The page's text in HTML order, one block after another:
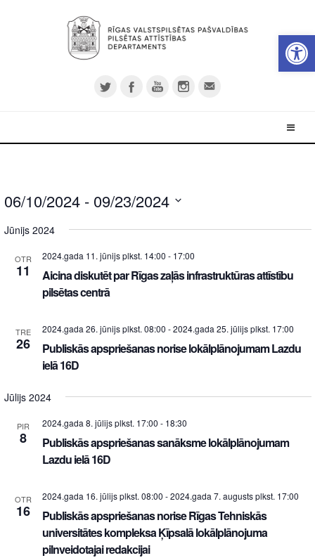
06/10/2024 - 09/23/2024
date.
Jūnijs 2024
OTR
11
2024.gada 11. jūnijs plkst. 14:00 - 17:00
Aicina diskutēt par Rīgas zaļās infrastruktūras attīstību
pilsētas centrā
TRE
26
2024.gada 26. jūnijs plkst. 08:00 -2024.gada 25. jūlijs plkst. 17:00
Publiskās apspriešanas norise lokālplānojumam Lazdu
ielā 16D
Jūlijs 2024
PIR
8
2024.gada 8. jūlijs plkst. 17:00 - 18:30
Publiskās apspriešanas sanāksme lokālplānojumam
Lazdu ielā 16D
OTR
16
2024.gada 16. jūlijs plkst. 08:00 -2024.gada 7. augusts plkst. 17:00
Publiskās apspriešanas norise Rīgas Tehniskās
universitātes kompleksa Ķīpsalā lokālplānojuma
pilnveidotajai redakcijai